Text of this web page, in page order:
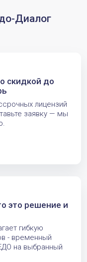
Диалог
скидкой до
лицензий
заявку — мы
это решение и
гибкую
- временный
на выбранный